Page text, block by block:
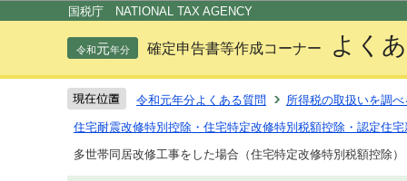
国税庁 NATIONAL TAX AGENCY
令和元年分 確定申告書等作成コーナー よく
令和元年分よくある質問
所得税の取扱いを調べ
住宅耐震改修特別控除・住宅特定改修特別税額控除・認定住
多世帯同居改修工事をした場合（住宅特定改修特別税額控除）